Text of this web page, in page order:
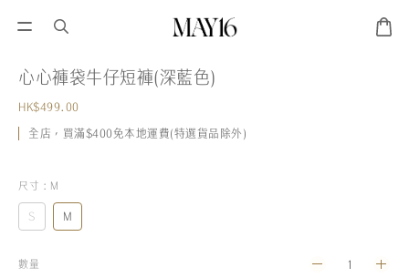
心心褲袋牛仔短褲(深藍色)
HK$499.00
全店，買滿$400免本地運費(特選貨品除外)
尺寸 : M
S M
數量